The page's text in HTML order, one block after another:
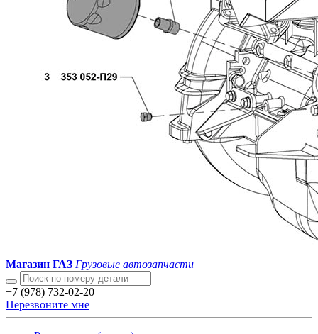
Магазин ГАЗ Грузовые автозапчасти
+7 (978) 732-02-20
Перезвоните мне